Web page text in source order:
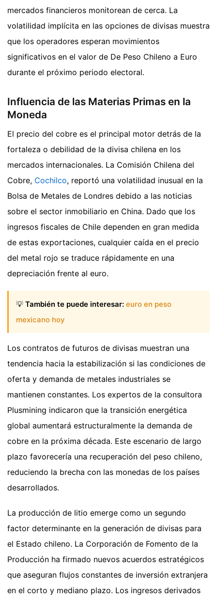
mercados financieros monitorean de cerca. La
volatilidad implícita en las opciones de divisas muestra
que los operadores esperan movimientos
significativos en el valor de De Peso Chileno a Euro
durante el próximo periodo electoral.
Influencia de las Materias Primas en la
Moneda
El precio del cobre es el principal motor detrás de la
fortaleza o debilidad de la divisa chilena en los
mercados internacionales. La Comisión Chilena del
Cobre, Cochilco, reportó una volatilidad inusual en la
Bolsa de Metales de Londres debido a las noticias
sobre el sector inmobiliario en China. Dado que los
ingresos fiscales de Chile dependen en gran medida
de estas exportaciones, cualquier caída en el precio
del metal rojo se traduce rápidamente en una
depreciación frente al euro.
💡 También te puede interesar: euro en peso
mexicano hoy
Los contratos de futuros de divisas muestran una
tendencia hacia la estabilización si las condiciones de
oferta y demanda de metales industriales se
mantienen constantes. Los expertos de la consultora
Plusmining indicaron que la transición energética
global aumentará estructuralmente la demanda de
cobre en la próxima década. Este escenario de largo
plazo favorecería una recuperación del peso chileno,
reduciendo la brecha con las monedas de los países
desarrollados.
La producción de litio emerge como un segundo
factor determinante en la generación de divisas para
el Estado chileno. La Corporación de Fomento de la
Producción ha firmado nuevos acuerdos estratégicos
que aseguran flujos constantes de inversión extranjera
en el corto y mediano plazo. Los ingresos derivados